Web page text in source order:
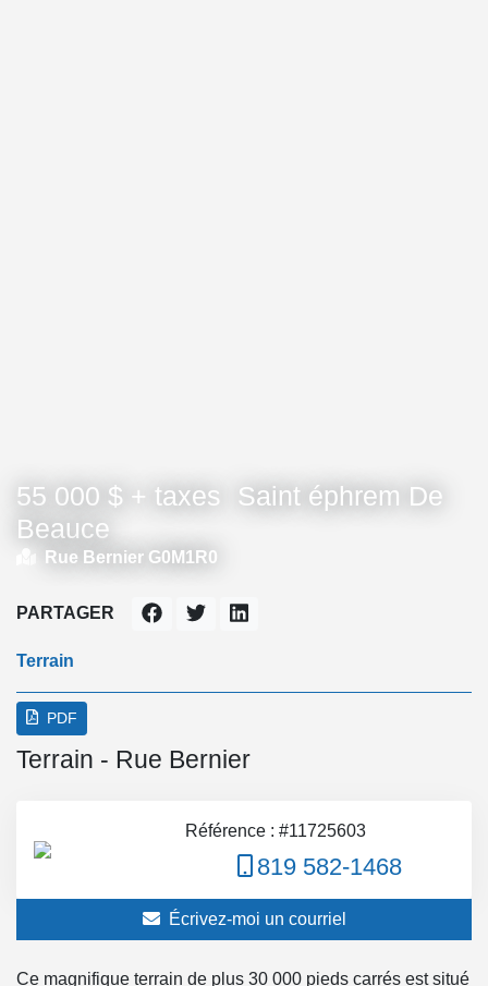
55 000 $ + taxes
Saint éphrem De
Beauce
Rue Bernier G0M1R0
Terrain
PARTAGER
PDF
Terrain - Rue Bernier
Référence : #11725603
819 582-1468
Écrivez-moi un courriel
Ce magnifique terrain de plus 30 000 pieds carrés est situé